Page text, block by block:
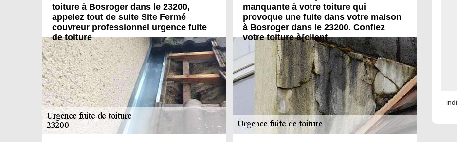
toiture à Bosroger dans le 23200,
appelez tout de suite Site Fermé
couvreur professionnel urgence fuite
de toiture
manquante à votre toiture qui
provoque une fuite dans votre maison
à Bosroger dans le 23200. Confiez
votre toiture à{client